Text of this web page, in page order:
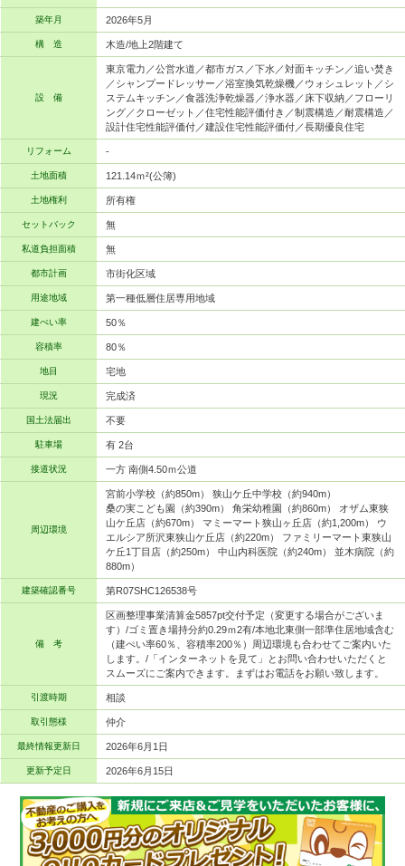
築年月 2026年5月
構 造 木造/地上2階建て
設 備
東京電力／公営水道／都市ガス／下水／対面キッチン／追い焚き
／シャンプードレッサー／浴室換気乾燥機／ウォシュレット／シ
ステムキッチン／食器洗浄乾燥器／浄水器／床下収納／フローリ
ング／クローゼット／住宅性能評価付き／制震構造／耐震構造／
設計住宅性能評価付／建設住宅性能評価付／長期優良住宅
リフォーム -
土地面積 121.14ｍ²(公簿)
土地権利 所有権
セットバック 無
私道負担面積 無
都市計画 市街化区域
用途地域 第一種低層住居専用地域
建ぺい率 50％
容積率 80％
地目 宅地
現況 完成済
国土法届出 不要
駐車場 有 2台
接道状況 一方 南側4.50ｍ公道
周辺環境
宮前小学校（約850m） 狭山ケ丘中学校（約940m）
桑の実こども園（約390m） 角栄幼稚園（約860m） オザム東狭
山ケ丘店（約670m） マミーマート狭山ヶ丘店（約1,200m） ウ
エルシア所沢東狭山ケ丘店（約220m） ファミリーマート東狭山
ケ丘1丁目店（約250m） 中山内科医院（約240m） 並木病院（約
880m）
建築確認番号 第R07SHC126538号
備 考
区画整理事業清算金5857pt交付予定（変更する場合がございま
す）/ゴミ置き場持分約0.29ｍ2有/本地北東側一部準住居地域含む
（建ぺい率60％、容積率200％）周辺環境も合わせてご案内いた
します。/「インターネットを見て」とお問い合わせいただくと
スムーズにご案内できます。まずはお電話をお願い致します。
引渡時期 相談
取引態様 仲介
最終情報更新日 2026年6月1日
更新予定日 2026年6月15日